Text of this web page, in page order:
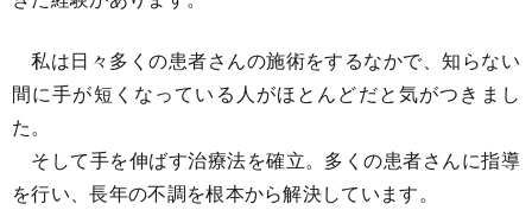
私は日々多くの患者さんの施術をするなかで、知らない
間に手が短くなっている人がほとんどだと気がつきまし
た。
そして手を伸ばす治療法を確立。多くの患者さんに指導
を行い、長年の不調を根本から解決しています。